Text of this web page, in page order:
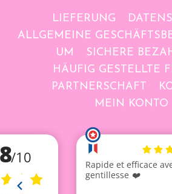
LIEFERUNG
ALLGEMEINE
UM
SICHERE
HÄUFIG GESTELLTE
PARTNERSCHAFT
MEIN KONTO